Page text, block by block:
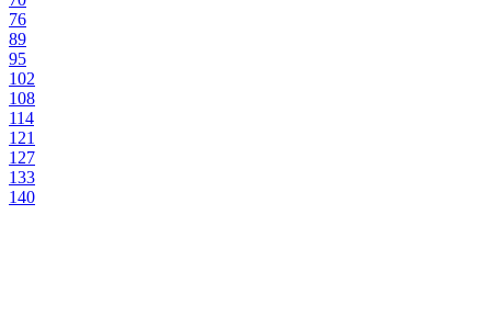
76
89
95
102
108
114
121
127
133
140